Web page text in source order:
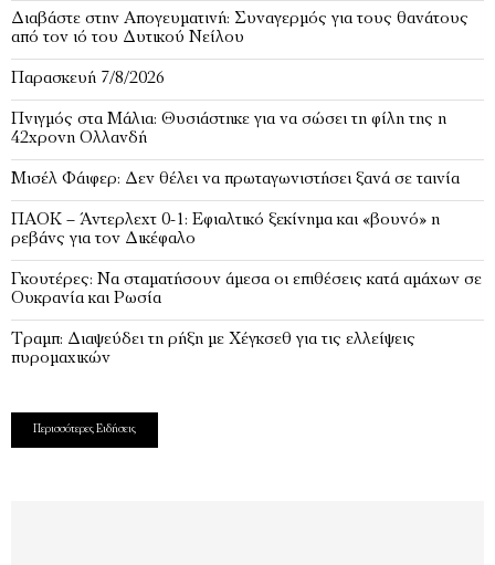
Διαβάστε στην Απογευματινή: Συναγερμός για τους θανάτους
από τον ιό του Δυτικού Νείλου
Παρασκευή 7/8/2026
Πνιγμός στα Μάλια: Θυσιάστηκε για να σώσει τη φίλη της η
42χρονη Ολλανδή
Μισέλ Φάιφερ: Δεν θέλει να πρωταγωνιστήσει ξανά σε ταινία
ΠΑΟΚ – Άντερλεχτ 0-1: Εφιαλτικό ξεκίνημα και «βουνό» η
ρεβάνς για τον Δικέφαλο
Γκουτέρες: Να σταματήσουν άμεσα οι επιθέσεις κατά αμάχων σε
Ουκρανία και Ρωσία
Τραμπ: Διαψεύδει τη ρήξη με Χέγκσεθ για τις ελλείψεις
πυρομαχικών
Περισσότερες Ειδήσεις